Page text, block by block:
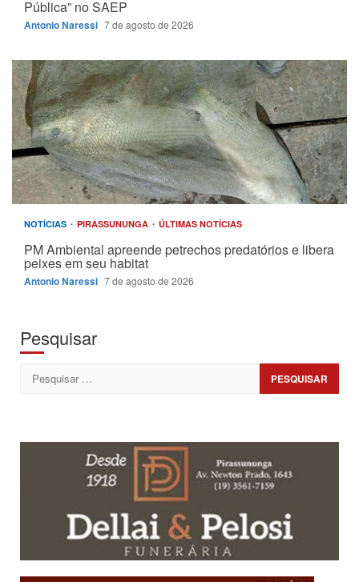
Pública” no SAEP
Antonio Naressi 7 de agosto de 2026
NOTÍCIAS PIRASSUNUNGA ÚLTIMAS NOTÍCIAS
PM Ambiental apreende petrechos predatórios e libera
peixes em seu habitat
Antonio Naressi 7 de agosto de 2026
Pesquisar
Pesquisar